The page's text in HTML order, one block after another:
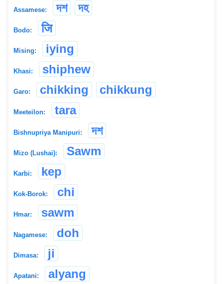
Assamese: দশ দহ
Bodo: जि
Mising: iying
Khasi: shiphew
Garo: chikking chikkung
Meeteilon: tara
Bishnupriya Manipuri: দশ
Mizo (Lushai): Sawm
Karbi: kep
Kok-Borok: chi
Hmar: sawm
Nagamese: doh
Dimasa: ji
Apatani: alyang